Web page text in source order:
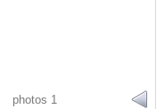
1 photos